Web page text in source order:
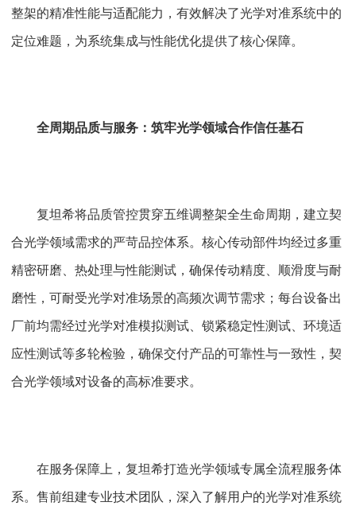
整架的精准性能与适配能力，有效解决了光学对准系统中的
定位难题，为系统集成与性能优化提供了核心保障。
全周期品质与服务：筑牢光学领域合作信任基石
复坦希将品质管控贯穿五维调整架全生命周期，建立契
合光学领域需求的严苛品控体系。核心传动部件均经过多重
精密研磨、热处理与性能测试，确保传动精度、顺滑度与耐
磨性，可耐受光学对准场景的高频次调节需求；每台设备出
厂前均需经过光学对准模拟测试、锁紧稳定性测试、环境适
应性测试等多轮检验，确保交付产品的可靠性与一致性，契
合光学领域对设备的高标准要求。
在服务保障上，复坦希打造光学领域专属全流程服务体
系。售前组建专业技术团队，深入了解用户的光学对准系统